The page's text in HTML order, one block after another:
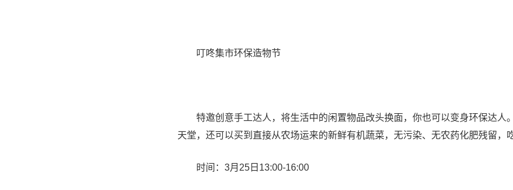
叮咚集市环保造物节
特邀创意手工达人，将生活中的闲置物品改头换面，你也可以变身环保达人
天堂，还可以买到直接从农场运来的新鲜有机蔬菜，无污染、无农药化肥残留，
时间：3月25日13:00-16:00